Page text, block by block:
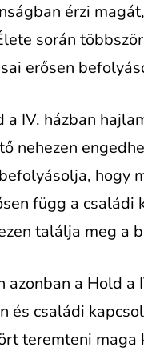
érzi
során
erősen
IV. házban
nehezen
hogy
függ a
találja meg a
azonban a Hold
és családi
teremteni maga